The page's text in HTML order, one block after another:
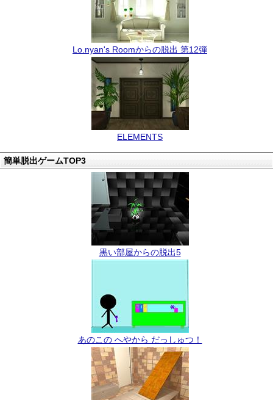
Lo.nyan's Roomからの脱出 第12弾
ELEMENTS
簡単脱出ゲームTOP3
黒い部屋からの脱出5
あのこの へやから だっしゅつ！